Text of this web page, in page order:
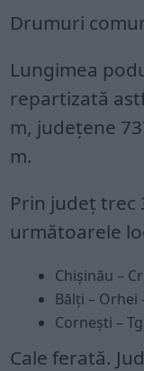
Drumuri
Lungimea
repartizată
m, județene
m.
Prin județ trec
următoarele
Chișinău –
Bălți – Orhei
Cornești –
Cale ferată.